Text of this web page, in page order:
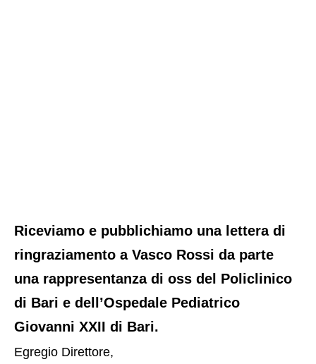
Riceviamo e pubblichiamo una lettera di
ringraziamento a Vasco Rossi da parte
una rappresentanza di oss del Policlinico
di Bari e dell’Ospedale Pediatrico
Giovanni XXII di Bari.
Egregio Direttore,